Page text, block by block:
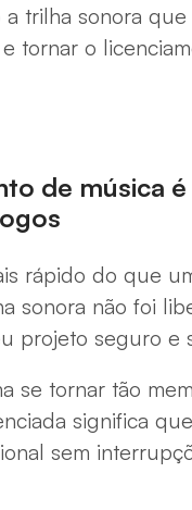
trilha sonora
tornar o
de música
rápido do que
sonora não foi
projeto seguro e
se tornar tão
significa
sem